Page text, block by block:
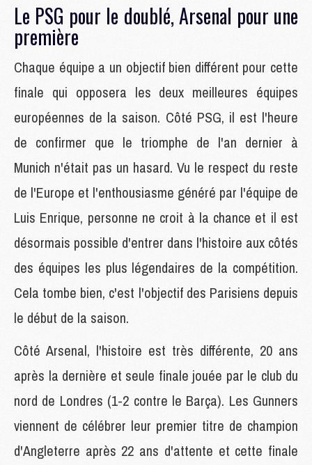
Le PSG pour le doublé, Arsenal pour une
première
Chaque équipe a un objectif bien différent pour cette
finale qui opposera les deux meilleures équipes
européennes de la saison. Côté PSG, il est l'heure
de confirmer que le triomphe de l'an dernier à
Munich n'était pas un hasard. Vu le respect du reste
de l'Europe et l'enthousiasme généré par l'équipe de
Luis Enrique, personne ne croit à la chance et il est
désormais possible d'entrer dans l'histoire aux côtés
des équipes les plus légendaires de la compétition.
Cela tombe bien, c'est l'objectif des Parisiens depuis
le début de la saison.
Côté Arsenal, l'histoire est très différente, 20 ans
après la dernière et seule finale jouée par le club du
nord de Londres (1-2 contre le Barça). Les Gunners
viennent de célébrer leur premier titre de champion
d'Angleterre après 22 ans d'attente et cette finale